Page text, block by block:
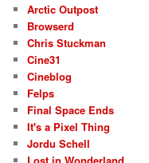
Arctic Outpost
Browserd
Chris Stuckman
Cine31
Cineblog
Felps
Final Space Ends
It's a Pixel Thing
Jordu Schell